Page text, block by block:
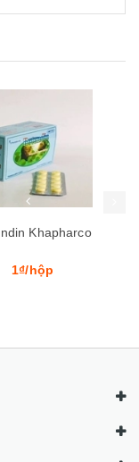
Khapharco
1₫/hộp